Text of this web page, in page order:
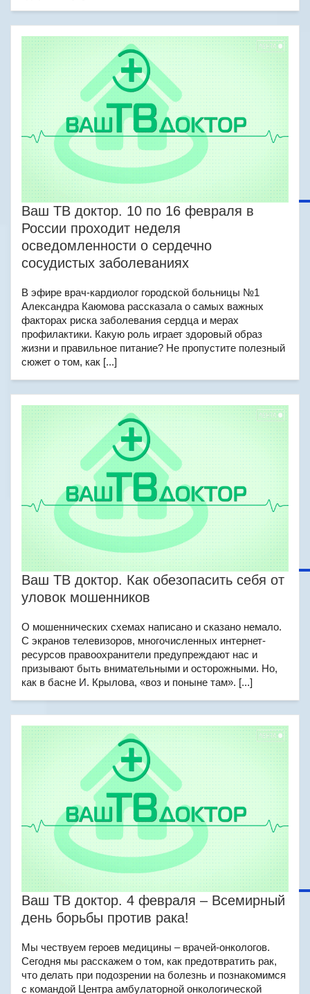
Ваш ТВ доктор. 10 по 16 февраля в
России проходит неделя
осведомленности о сердечно
сосудистых заболеваниях
В эфире врач-кардиолог городской больницы №1
Александра Каюмова рассказала о самых важных
факторах риска заболевания сердца и мерах
профилактики. Какую роль играет здоровый образ
жизни и правильное питание? Не пропустите полезный
сюжет о том, как [...]
Ваш ТВ доктор. Как обезопасить себя от
уловок мошенников
О мошеннических схемах написано и сказано немало.
С экранов телевизоров, многочисленных интернет-
ресурсов правоохранители предупреждают нас и
призывают быть внимательными и осторожными. Но,
как в басне И. Крылова, «воз и поныне там». [...]
Ваш ТВ доктор. 4 февраля – Всемирный
день борьбы против рака!
Мы чествуем героев медицины – врачей-онкологов.
Сегодня мы расскажем о том, как предотвратить рак,
что делать при подозрении на болезнь и познакомимся
с командой Центра амбулаторной онкологической